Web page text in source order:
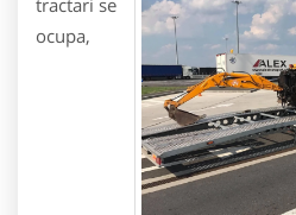
tractari se
ocupa,